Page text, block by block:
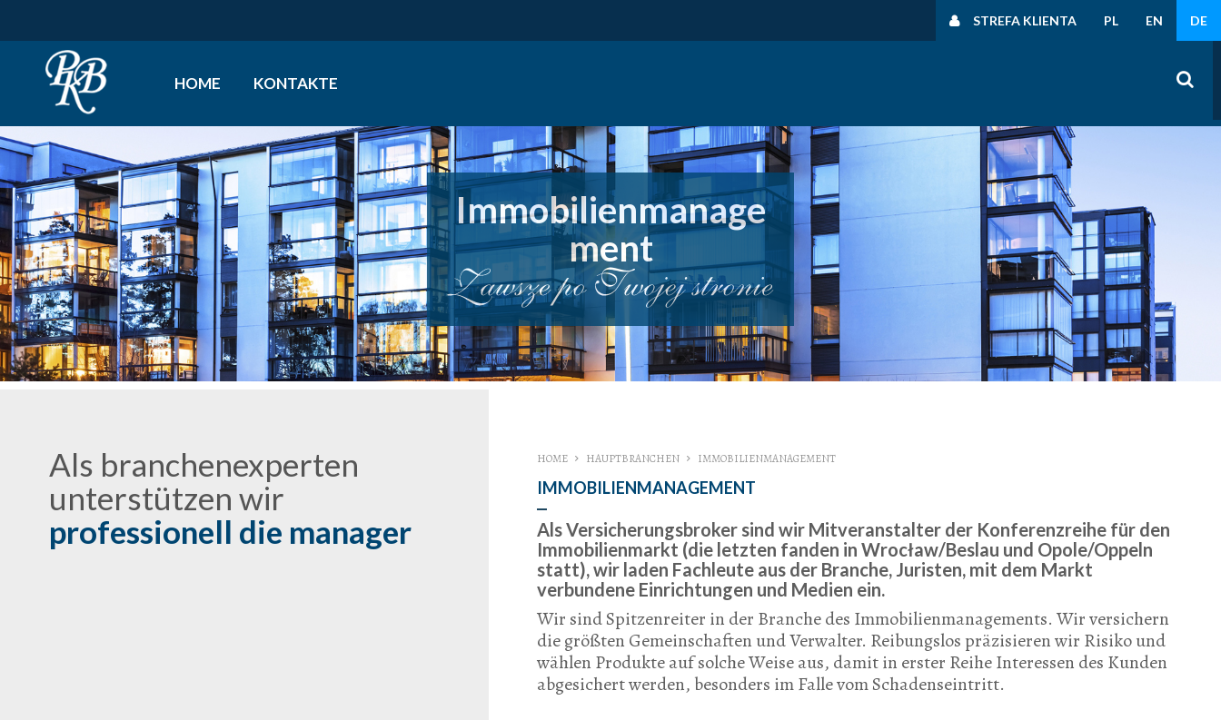
PL EN DE
STREFA KLIENTA
Immobilienmanage
ment
HOME KONTAKTE
Als branchenexperten
unterstützen wir
professionell die manager
HOME HAUPTBRANCHEN IMMOBILIENMANAGEMENT
IMMOBILIENMANAGEMENT
Als Versicherungsbroker sind wir Mitveranstalter der Konferenzreihe für den
Immobilienmarkt (die letzten fanden in Wrocław/Beslau und Opole/Oppeln
statt), wir laden Fachleute aus der Branche, Juristen, mit dem Markt
verbundene Einrichtungen und Medien ein.
Wir sind Spitzenreiter in der Branche des Immobilienmanagements. Wir versichern
die größten Gemeinschaften und Verwalter. Reibungslos präzisieren wir Risiko und
wählen Produkte auf solche Weise aus, damit in erster Reihe Interessen des Kunden
abgesichert werden, besonders im Falle vom Schadenseintritt.